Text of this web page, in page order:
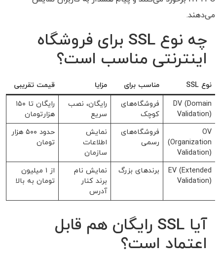
می‌دهند.
چه نوع SSL برای فروشگاه
اینترنتی مناسب است؟
نوع SSL مناسب برای مزایا
قیمت تقریبی
DV (Domain
Validation)
فروشگاه‌های
کوچک
رایگان، نصب
سریع
رایگان تا ۱۵۰
هزارتومان
OV
(Organization
Validation)
فروشگاه‌های
رسمی
نمایش
اطلاعات
سازمان
حدود ۵۰۰ هزار
تومان
EV (Extended
Validation)
برندهای بزرگ
نمایش نام
برند کنار
آدرس
از ۱ میلیون
تومان به بالا
آیا SSL رایگان هم قابل
اعتماد است؟